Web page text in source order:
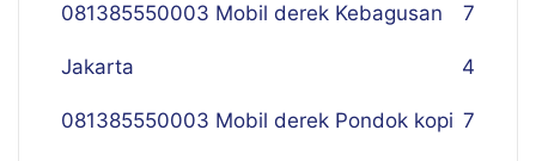
7
081385550003 Mobil derek Kebagusan
Jakarta 4
081385550003 Mobil derek Pondok kopi 7